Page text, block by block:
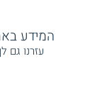
המידע באתר
עזרנו גם